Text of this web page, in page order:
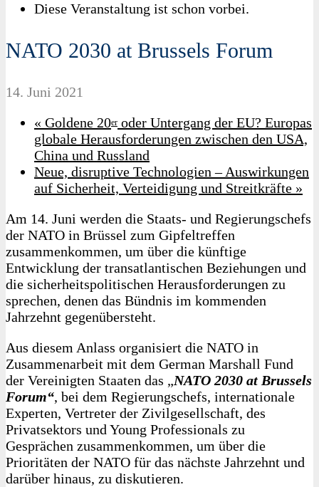
Diese Veranstaltung ist schon vorbei.
NATO 2030 at Brussels Forum
14. Juni 2021
« Goldene 20er oder Untergang der EU? Europas
globale Herausforderungen zwischen den USA,
China und Russland
Neue, disruptive Technologien – Auswirkungen
auf Sicherheit, Verteidigung und Streitkräfte »
Am 14. Juni werden die Staats- und Regierungschefs
der NATO in Brüssel zum Gipfeltreffen
zusammenkommen, um über die künftige
Entwicklung der transatlantischen Beziehungen und
die sicherheitspolitischen Herausforderungen zu
sprechen, denen das Bündnis im kommenden
Jahrzehnt gegenübersteht.
Aus diesem Anlass organisiert die NATO in
Zusammenarbeit mit dem German Marshall Fund
der Vereinigten Staaten das „NATO 2030 at Brussels
Forum“, bei dem Regierungschefs, internationale
Experten, Vertreter der Zivilgesellschaft, des
Privatsektors und Young Professionals zu
Gesprächen zusammenkommen, um über die
Prioritäten der NATO für das nächste Jahrzehnt und
darüber hinaus, zu diskutieren.